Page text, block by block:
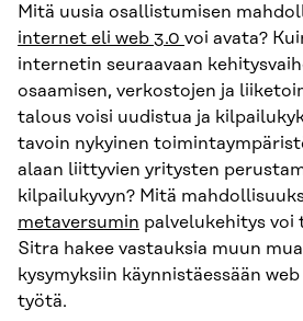
Mitä uusia osallistumisen
internet eli web 3.0 voi avata?
internetin seuraavaan
osaamisen, verkostojen ja
talous voisi uudistua ja
tavoin nykyinen
alaan liittyvien yritysten
kilpailukyvyn? Mitä
metaversumin palvelukehitys voi
Sitra hakee vastauksia muun
kysymyksiin käynnistäessään
työtä.